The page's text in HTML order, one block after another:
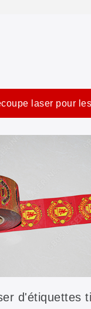
laser pour
d'étiquettes